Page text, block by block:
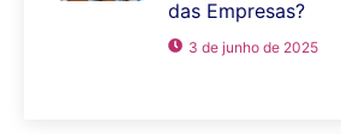
das Empresas?
3 de junho de 2025